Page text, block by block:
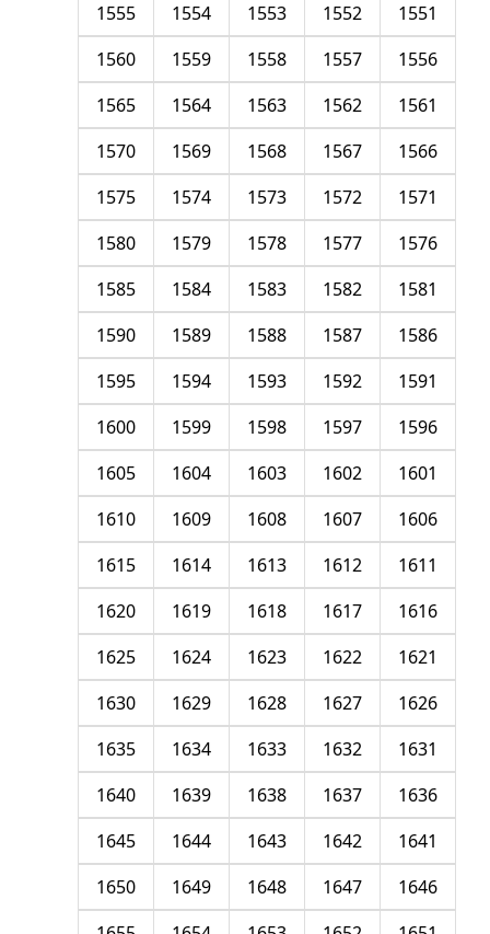
1551
1552
1553
1554
1555
1556
1557
1558
1559
1560
1561
1562
1563
1564
1565
1566
1567
1568
1569
1570
1571
1572
1573
1574
1575
1576
1577
1578
1579
1580
1581
1582
1583
1584
1585
1586
1587
1588
1589
1590
1591
1592
1593
1594
1595
1596
1597
1598
1599
1600
1601
1602
1603
1604
1605
1606
1607
1608
1609
1610
1611
1612
1613
1614
1615
1616
1617
1618
1619
1620
1621
1622
1623
1624
1625
1626
1627
1628
1629
1630
1631
1632
1633
1634
1635
1636
1637
1638
1639
1640
1641
1642
1643
1644
1645
1646
1647
1648
1649
1650